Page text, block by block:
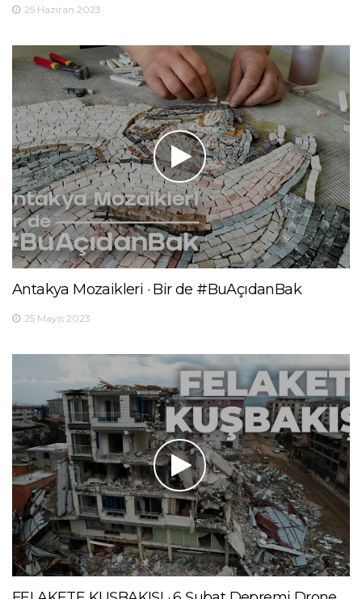
25 Haziran 2023
Antakya Mozaikleri · Bir de #BuAçıdanBak
25 Mayıs 2023